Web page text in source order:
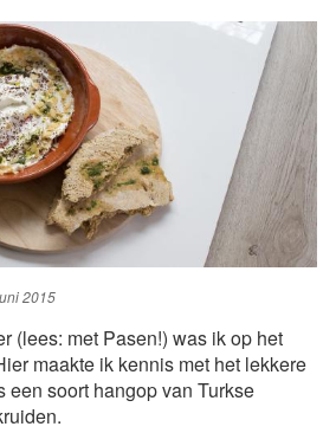
2015
(lees: met Pasen!) was ik op het
maakte ik kennis met het lekkere
een soort hangop van Turkse